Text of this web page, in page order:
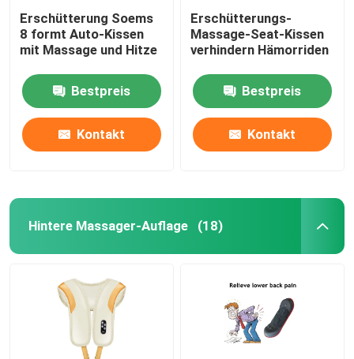
Erschütterung Soems
8 formt Auto-Kissen
mit Massage und Hitze
Bestpreis
Kontakt
Erschütterungs-
Massage-Seat-Kissen
verhindern Hämorriden
Bestpreis
Kontakt
Hintere Massager-Auflage (18)